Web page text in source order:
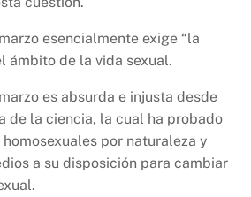
esencialmente exige “la
ámbito de la vida sexual.
es absurda e injusta desde
de la ciencia, la cual ha probado
por naturaleza y
a su disposición para cambiar